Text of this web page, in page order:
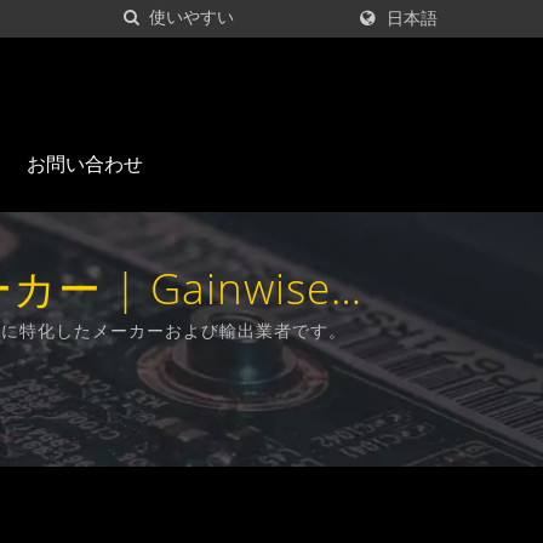
日本語
お問い合わせ
カー | Gainwise
化したメーカーおよび輸出業者です。